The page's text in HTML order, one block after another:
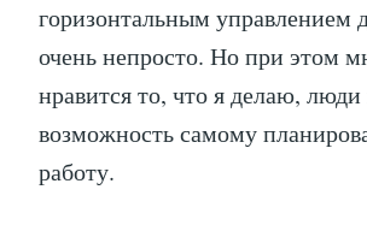
горизонтальным управлением
очень непросто. Но при этом
нравится то, что я делаю, люди
возможность самому
работу.